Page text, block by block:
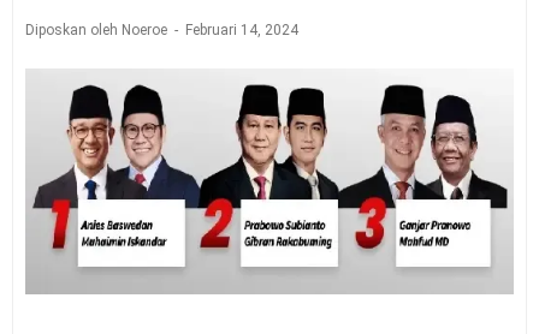
Diposkan oleh Noeroe Februari 14, 2024